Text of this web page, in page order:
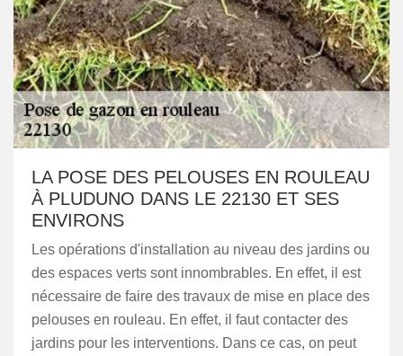
LA POSE DES PELOUSES EN ROULEAU
À PLUDUNO DANS LE 22130 ET SES
ENVIRONS
Les opérations d'installation au niveau des jardins ou
des espaces verts sont innombrables. En effet, il est
nécessaire de faire des travaux de mise en place des
pelouses en rouleau. En effet, il faut contacter des
jardins pour les interventions. Dans ce cas, on peut